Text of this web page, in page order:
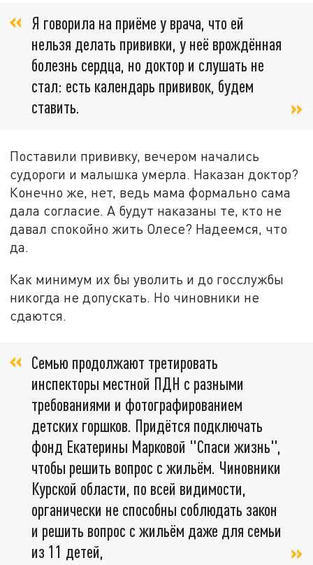
Я говорила на приёме у врача, что ей
нельзя делать прививки, у неё врождённая
болезнь сердца, но доктор и слушать не
стал: есть календарь прививок, будем
ставить.
Поставили прививку, вечером начались
судороги и малышка умерла. Наказан доктор?
Конечно же, нет, ведь мама формально сама
дала согласие. А будут наказаны те, кто не
давал спокойно жить Олесе? Надеемся, что
да.
Как минимум их бы уволить и до госслужбы
никогда не допускать. Но чиновники не
сдаются.
Семью продолжают третировать
инспекторы местной ПДН с разными
требованиями и фотографированием
детских горшков. Придётся подключать
фонд Екатерины Марковой "Спаси жизнь",
чтобы решить вопрос с жильём. Чиновники
Курской области, по всей видимости,
органически не способны соблюдать закон
и решить вопрос с жильём даже для семьи
из 11 детей,